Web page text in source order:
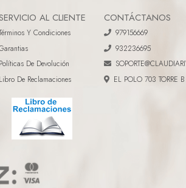
AL CLIENTE
Y Condiciones
Políticas De Devolución
Libro De Reclamaciones
CONTÁCTANOS
979156669
932236695
EL POLO 703 TORRE